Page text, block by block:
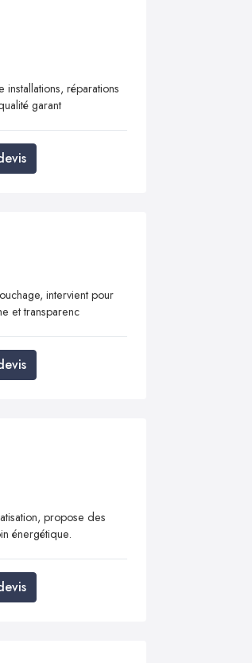
réparations
garant
intervient pour
et transparenc
propose des
énergétique.